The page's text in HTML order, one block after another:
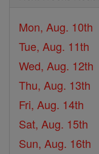
Mon, Aug. 10th
Tue, Aug. 11th
Wed, Aug. 12th
Thu, Aug. 13th
Fri, Aug. 14th
Sat, Aug. 15th
Sun, Aug. 16th